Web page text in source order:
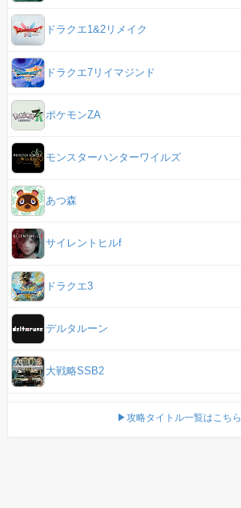
ドラクエ1&2リメイク
ドラクエ7リイマジンド
ポケモンZA
モンスターハンターワイルズ
あつ森
サイレントヒルf
ドラクエ3
デルタルーン
大戦略SSB2
▶攻略タイトル一覧はこちら